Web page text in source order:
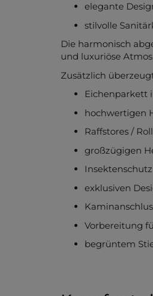
elegante
stilvolle
Die harmonisch
und luxuriöse
Zusätzlich
Eichenparkett
hochwertigen
Raffstores /
großzügigen
exklusiven
Vorbereitung
begrüntem